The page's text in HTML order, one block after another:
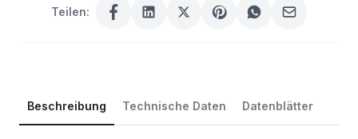
Teilen:
Beschreibung Technische Daten Datenblätter